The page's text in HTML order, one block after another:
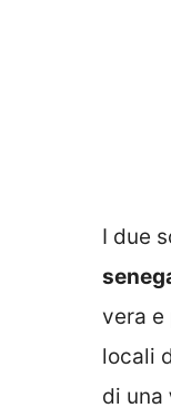
I due
vera
locali
di una